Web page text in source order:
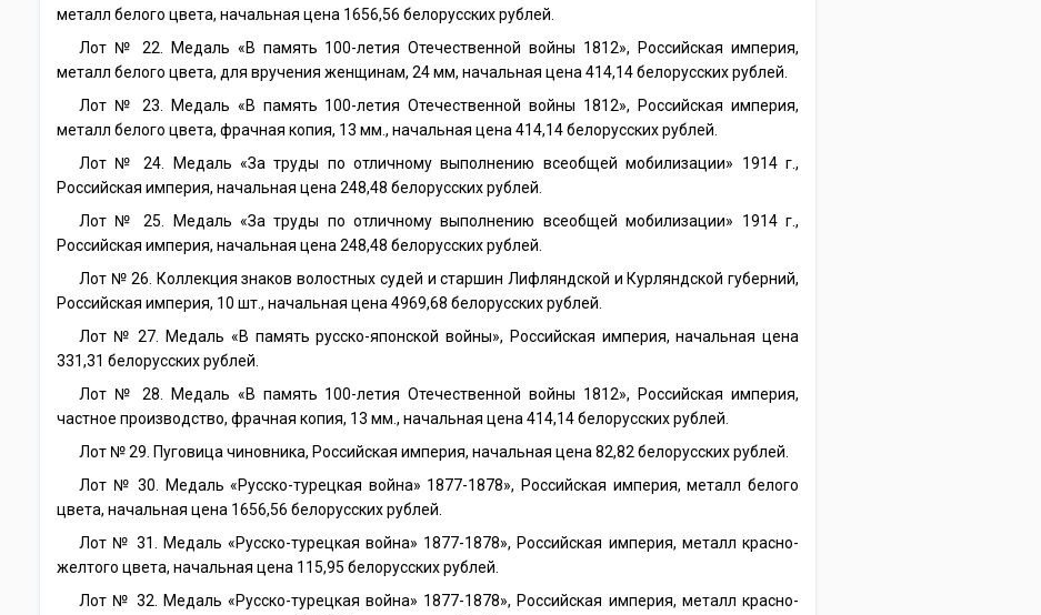
металл белого цвета, начальная цена 1656,56 белорусских рублей.
Лот № 22. Медаль «В память 100-летия Отечественной войны 1812», Российская империя,
металл белого цвета, для вручения женщинам, 24 мм, начальная цена 414,14 белорусских рублей.
Лот № 23. Медаль «В память 100-летия Отечественной войны 1812», Российская империя,
металл белого цвета, фрачная копия, 13 мм., начальная цена 414,14 белорусских рублей.
Лот № 24. Медаль «За труды по отличному выполнению всеобщей мобилизации» 1914 г.,
Российская империя, начальная цена 248,48 белорусских рублей.
Лот № 25. Медаль «За труды по отличному выполнению всеобщей мобилизации» 1914 г.,
Российская империя, начальная цена 248,48 белорусских рублей.
Лот № 26. Коллекция знаков волостных судей и старшин Лифляндской и Курляндской губерний,
Российская империя, 10 шт., начальная цена 4969,68 белорусских рублей.
Лот № 27. Медаль «В память русско-японской войны», Российская империя, начальная цена
331,31 белорусских рублей.
Лот № 28. Медаль «В память 100-летия Отечественной войны 1812», Российская империя,
частное производство, фрачная копия, 13 мм., начальная цена 414,14 белорусских рублей.
Лот № 29. Пуговица чиновника, Российская империя, начальная цена 82,82 белорусских рублей.
Лот № 30. Медаль «Русско-турецкая война» 1877-1878», Российская империя, металл белого
цвета, начальная цена 1656,56 белорусских рублей.
Лот № 31. Медаль «Русско-турецкая война» 1877-1878», Российская империя, металл красно-
желтого цвета, начальная цена 115,95 белорусских рублей.
Лот № 32. Медаль «Русско-турецкая война» 1877-1878», Российская империя, металл красно-